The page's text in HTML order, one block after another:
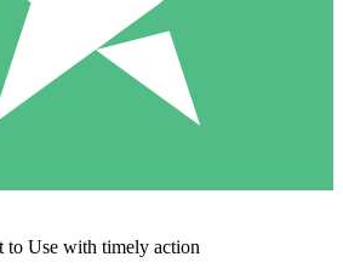
to Use with timely action